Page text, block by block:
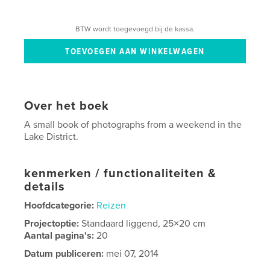
BTW wordt toegevoegd bij de kassa.
Over het boek
A small book of photographs from a weekend in the
Lake District.
kenmerken / functionaliteiten &
details
Hoofdcategorie: Reizen
Projectoptie:Standaard liggend, 25×20 cm
Aantal pagina's:20
Datum publiceren: mei 07, 2014